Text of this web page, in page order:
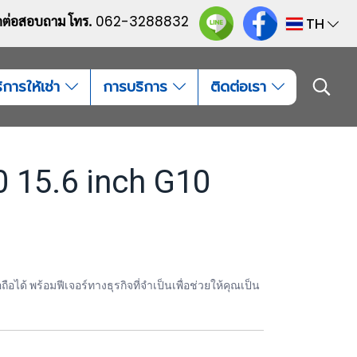
อสอบถาม โทร.062-3288832 TH
ารให้เช่า การบริการ ติดต่อเรา
15.6 inch G10
ด้ พร้อมฟีเจอร์ทางธุรกิจที่จำเป็นเพื่อช่วยให้คุณเป็น